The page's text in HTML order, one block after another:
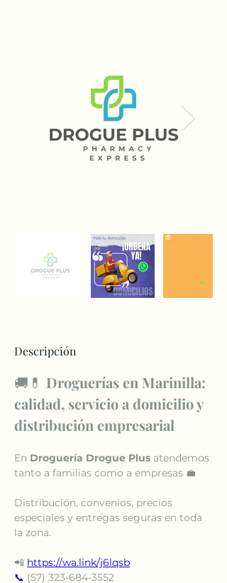
Descripción
🚚💊 Droguerías en Marinilla:
calidad, servicio a domicilio y
distribución empresarial
En Droguería Drogue Plus atendemos
tanto a familias como a empresas 💼
Distribución, convenios, precios
especiales y entregas seguras en toda
la zona.
📲 https://wa.link/j6lqsb
📞 (57) 323-684-3552